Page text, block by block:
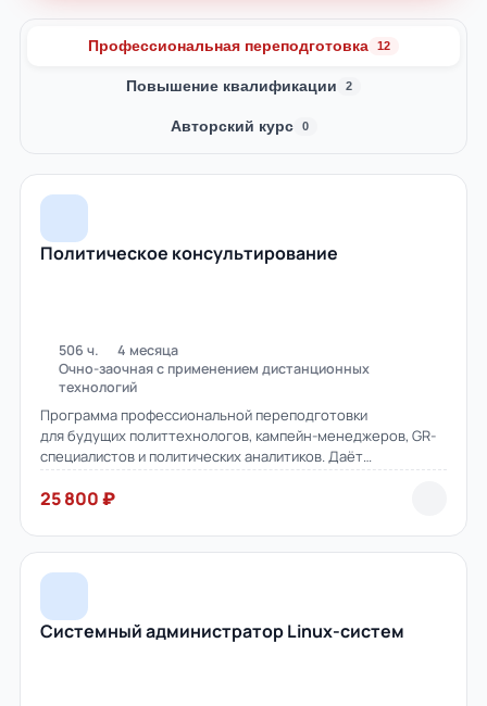
Профессиональная переподготовка 12
Повышение квалификации 2
Авторский курс 0
Программы ДПО — Профессиональная
Политическое консультирование
506 ч.
4 месяца
Очно-заочная с применением дистанционных
технологий
Программа профессиональной переподготовки
для будущих политтехнологов, кампейн-менеджеров, GR-
специалистов и политических аналитиков. Даёт
квалификацию «Политический консультант», право ведения
профессиональной деятельности и диплом
25 800 ₽
Системный администратор Linux-систем